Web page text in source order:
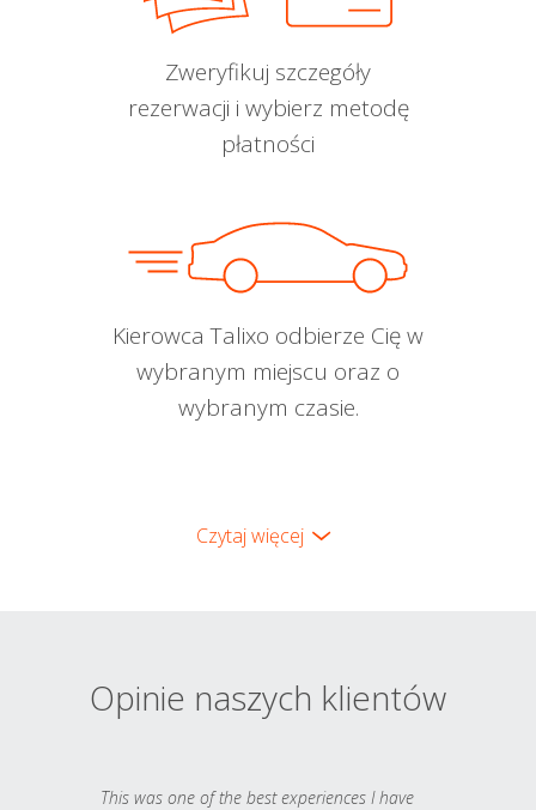
Zweryfikuj szczegóły
rezerwacji i wybierz metodę
płatności
Kierowca Talixo odbierze Cię w
wybranym miejscu oraz o
wybranym czasie.
Czytaj więcej
Opinie naszych klientów
This was one of the best experiences I have